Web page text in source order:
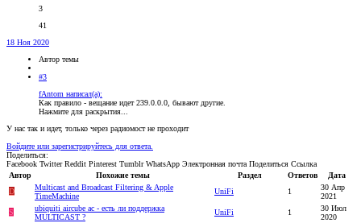
3
41
18 Ноя 2020
Автор темы
#3
fAntom написал(а):
Как правило - вещание идет 239.0.0.0, бывают другие.
Нажмите для раскрытия...
У нас так и идет, только через радиомост не проходит
Войдите или зарегистрируйтесь для ответа.
Поделиться:
Facebook Twitter Reddit Pinterest Tumblr WhatsApp Электронная почта Поделиться Ссылка
Автор
Похожие темы Раздел Ответов
Дата
D
Multicast and Broadcast Filtering & Apple
TimeMachine
UniFi 1
30 Апр
2021
S
ubiquiti aircube ac - есть ли поддержка
MULTICAST ?
UniFi 1
30 Июл
2020